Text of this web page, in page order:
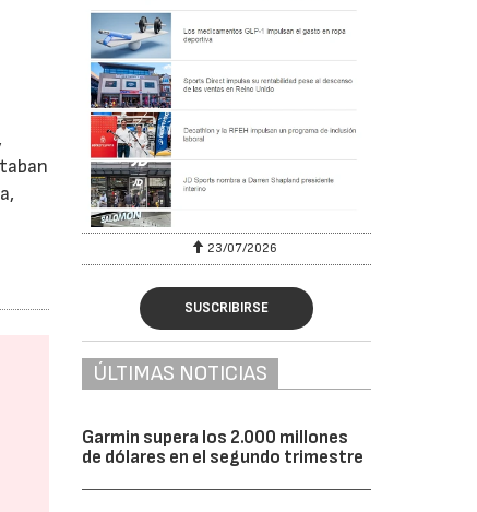
23/07/2026
SUSCRIBIRSE
ÚLTIMAS NOTICIAS
Garmin supera los 2.000 millones
de dólares en el segundo trimestre